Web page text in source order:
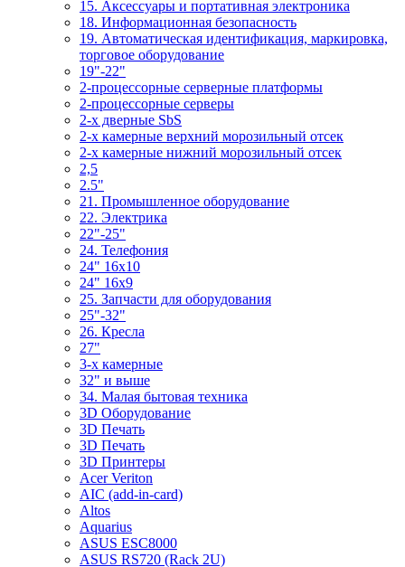
15. Аксессуары и портативная электроника
18. Информационная безопасность
19. Автоматическая идентификация, маркировка,
торговое оборудование
19"-22"
2-процессорные серверные платформы
2-процессорные серверы
2-х дверные SbS
2-х камерные верхний морозильный отсек
2-х камерные нижний морозильный отсек
2,5
2.5"
21. Промышленное оборудование
22. Электрика
22"-25"
24. Телефония
24" 16x10
24" 16x9
25. Запчасти для оборудования
25"-32"
26. Кресла
27"
3-x камерные
32" и выше
34. Малая бытовая техника
3D Оборудование
3D Печать
3D Печать
3D Принтеры
Acer Veriton
AIC (add-in-card)
Altos
Aquarius
ASUS ESC8000
ASUS RS720 (Rack 2U)